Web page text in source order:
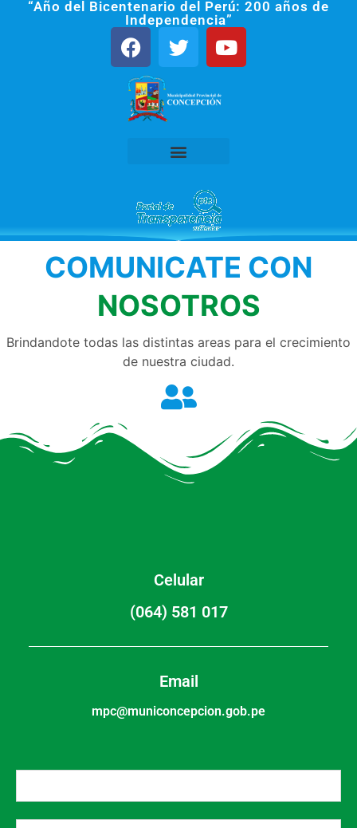
“Año del Bicentenario del Perú: 200 años de
Independencia”
COMUNICATE CON
NOSOTROS
Brindandote todas las distintas areas para el crecimiento
de nuestra ciudad.
Celular
(064) 581 017
Email
mpc@municoncepcion.gob.pe